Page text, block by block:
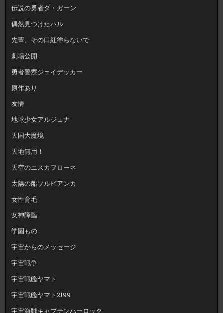
伝説の勇者ダ・ガーン
偶然見つけたハル
先輩、その口紅塗らないで
劇場公開
勇者警察ジェイデッカー
原作あり
友情
地球少女アルジュナ
天国大魔境
天地無用！
天空のエスカフローネ
太陽の船ソルビアンカ
女性育毛
女神降臨
学園もの
宇宙からのメッセージ
宇宙戦争
宇宙戦艦ヤマト
宇宙戦艦ヤマト2199
宇宙海賊キャプテンハーロック